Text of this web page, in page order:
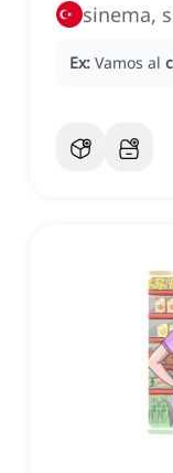
sinema,
Ex: Vamos al